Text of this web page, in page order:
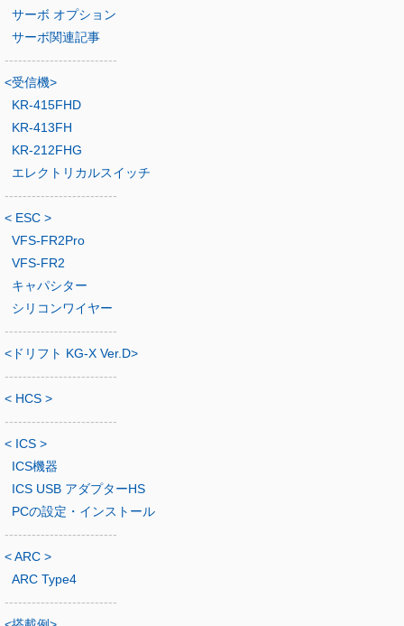
サーボ オプション
サーボ関連記事
-------------------------
<受信機>
KR-415FHD
KR-413FH
KR-212FHG
エレクトリカルスイッチ
-------------------------
< ESC >
VFS-FR2Pro
VFS-FR2
キャパシター
シリコンワイヤー
-------------------------
<ドリフト KG-X Ver.D>
-------------------------
< HCS >
-------------------------
< ICS >
ICS機器
ICS USB アダプターHS
PCの設定・インストール
-------------------------
< ARC >
ARC Type4
-------------------------